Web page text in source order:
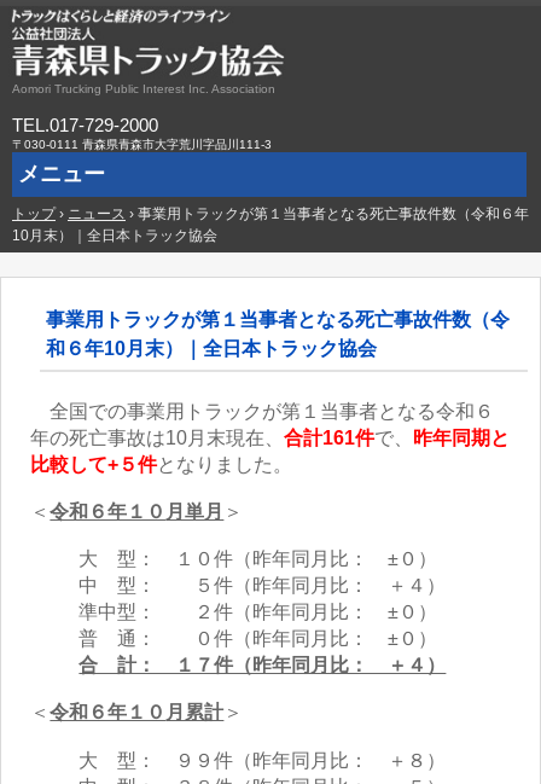
Aomori Trucking Public Interest Inc. Association
TEL.017-729-2000
〒030-0111 青森県青森市大字荒川字品川111-3
メニュー
コ
ン
テ
トップ › ニュース › 事業用トラックが第１当事者となる死亡事故件数（令和６年
10月末）｜全日本トラック協会
事業用トラックが第１当事者となる死亡事故件数（令
和６年10月末）｜全日本トラック協会
全国での事業用トラックが第１当事者となる令和６
年の死亡事故は10月末現在、合計161件で、 昨年同期と
比較して+５件となりました。
＜令和６年１０ 月単月 ＞
大 型： １０件（昨年同月比： ±０）
中 型： ５件（昨年同月比： ＋４）
準中型： ２件（昨年同月比： ±０）
普 通： ０件（昨年同月比： ±０）
合 計： １７件（昨年同月比： ＋４）
＜令和６年１０ 月累計＞
大 型： ９９件（昨年同月比： ＋８）